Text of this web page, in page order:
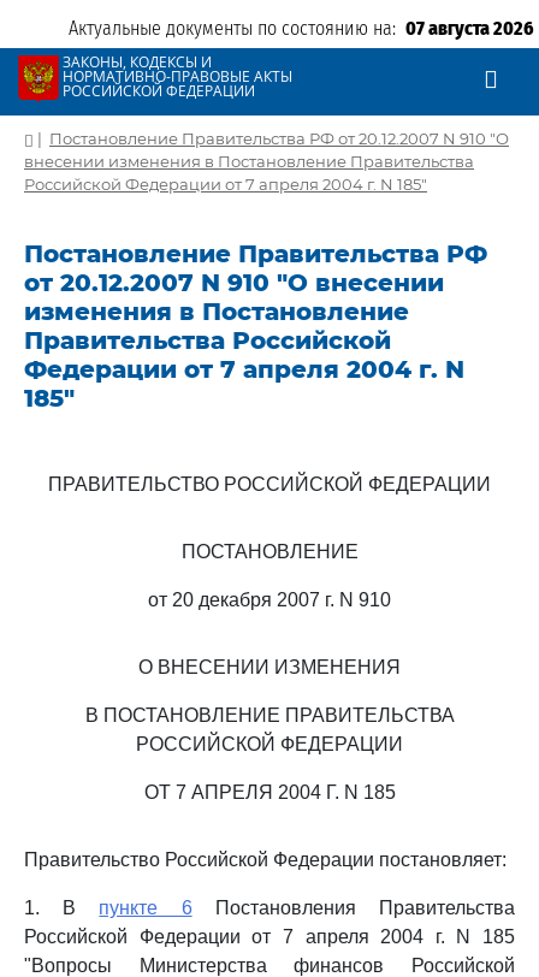
Актуальные документы по состоянию на: 07 августа 2026
ЗАКОНЫ, КОДЕКСЫ И
НОРМАТИВНО-ПРАВОВЫЕ АКТЫ
РОССИЙСКОЙ ФЕДЕРАЦИИ
| Постановление Правительства РФ от 20.12.2007 N 910 "О
внесении изменения в Постановление Правительства
Российской Федерации от 7 апреля 2004 г. N 185"
Постановление Правительства РФ
от 20.12.2007 N 910 "О внесении
изменения в Постановление
Правительства Российской
Федерации от 7 апреля 2004 г. N
185"
ПРАВИТЕЛЬСТВО РОССИЙСКОЙ ФЕДЕРАЦИИ
ПОСТАНОВЛЕНИЕ
от 20 декабря 2007 г. N 910
О ВНЕСЕНИИ ИЗМЕНЕНИЯ
В ПОСТАНОВЛЕНИЕ ПРАВИТЕЛЬСТВА
РОССИЙСКОЙ ФЕДЕРАЦИИ
ОТ 7 АПРЕЛЯ 2004 Г. N 185
Правительство Российской Федерации постановляет:
1. В пункте 6Постановления Правительства
Российской Федерации от 7 апреля 2004 г. N 185
"Вопросы Министерства финансов Российской